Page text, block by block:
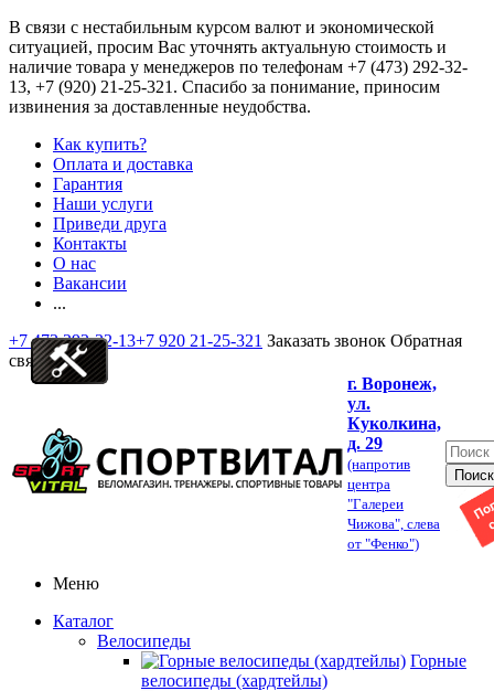
В связи с нестабильным курсом валют и экономической
ситуацией, просим Вас уточнять актуальную стоимость и
наличие товара у менеджеров по телефонам +7 (473) 292-32-
13, +7 (920) 21-25-321 . Спасибо за понимание, приносим
извинения за доставленные неудобства.
Как купить?
Оплата и доставка
Гарантия
Наши услуги
Приведи друга
Контакты
О нас
Вакансии
...
+7 473 292-32-13+7 920 21-25-321 Заказать звонок Обратная
связь
г. Воронеж,
ул.
Куколкина,
д. 29
(напротив
центра
"Галереи
Чижова", слева
от "Фенко")
Меню
Каталог
Велосипеды
Горные
велосипеды (хардтейлы)